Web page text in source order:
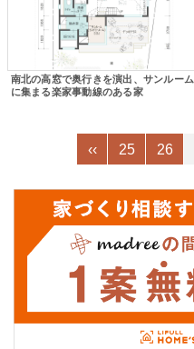
南北の高窓で奥行きを演出、サンルーム
に集まる楽家事動線のある家
‹‹ 25 26